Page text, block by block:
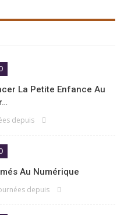
La Petite Enfance Au
depuis
Au Numérique
depuis